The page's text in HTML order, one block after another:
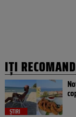
IȚI
ȘTIRI